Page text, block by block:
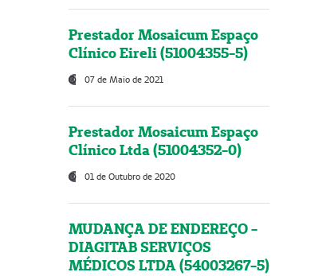
Prestador Mosaicum Espaço
Clínico Eireli (51004355-5)
07 de Maio de 2021
Prestador Mosaicum Espaço
Clínico Ltda (51004352-0)
01 de Outubro de 2020
MUDANÇA DE ENDEREÇO -
DIAGITAB SERVIÇOS
MÉDICOS LTDA (54003267-5)